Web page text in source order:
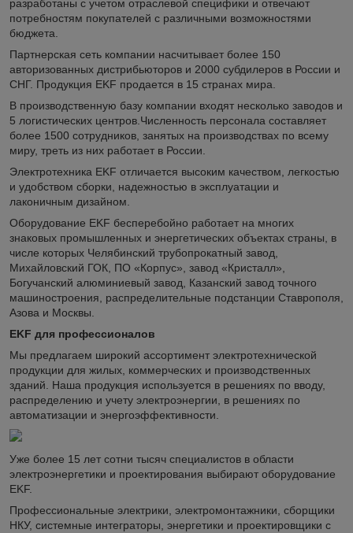
разработаны с учетом отраслевой специфики и отвечают
потребностям покупателей с различными возможностями
бюджета.
Партнерская сеть компании насчитывает более 150
авторизованных дистрибьюторов и 2000 субдилеров в России и
СНГ. Продукция EKF продается в 15 странах мира.
В производственную базу компании входят несколько заводов и
5 логистических центров.Численность персонала составляет
более 1500 сотрудников, занятых на производствах по всему
миру, треть из них работает в России.
Электротехника EKF отличается высоким качеством, легкостью
и удобством сборки, надежностью в эксплуатации и
лаконичным дизайном.
Оборудование EKF бесперебойно работает на многих
знаковых промышленных и энергетических объектах страны, в
числе которых Челябинский трубопрокатный завод,
Михайловский ГОК, ПО «Корпус», завод «Кристалл»,
Богучанский алюминиевый завод, Казанский завод точного
машиностроения, распределительные подстанции Ставрополя,
Азова и Москвы.
EKF для профессионалов
Мы предлагаем широкий ассортимент электротехнической
продукции для жилых, коммерческих и производственных
зданий. Наша продукция используется в решениях по вводу,
распределению и учету электроэнергии, в решениях по
автоматизации и энергоэффективности.
Уже более 15 лет сотни тысяч специалистов в области
электроэнергетики и проектирования выбирают оборудование
EKF.
Профессиональные электрики, электромонтажники, сборщики
НКУ, системные интеграторы, энергетики и проектировщики с